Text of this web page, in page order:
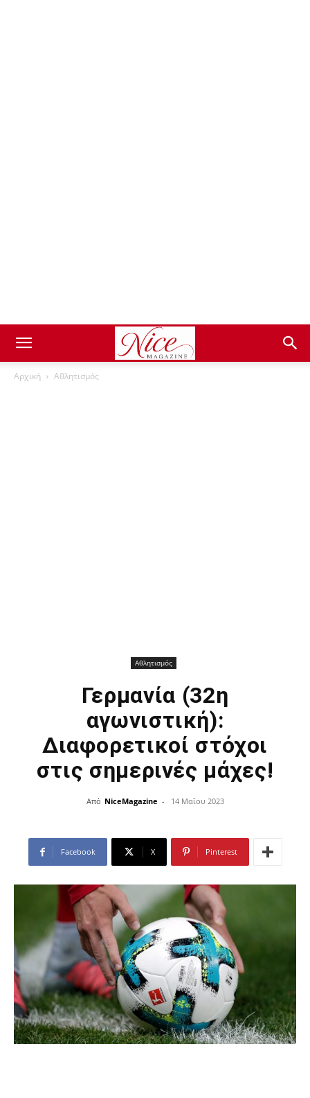
Αρχική Αθλητισμός
Αθλητισμός
Γερμανία (32η
αγωνιστική):
Διαφορετικοί στόχοι
στις σημερινές μάχες!
Από NiceMagazine - 14 Μαΐου 2023
Facebook X Pinterest